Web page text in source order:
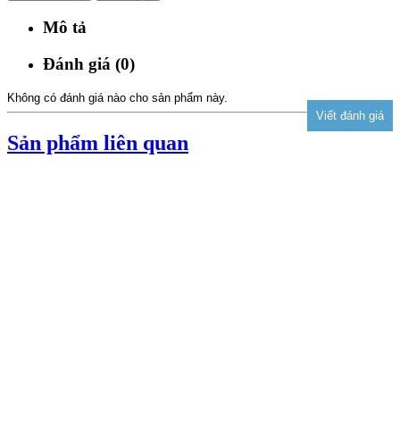
Mô tả
Đánh giá (0)
Không có đánh giá nào cho sản phẩm này.
Sản phẩm liên quan